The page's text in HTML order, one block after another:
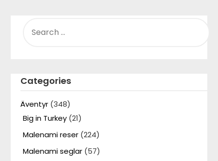
FOR:
Categories
Äventyr (348)
Big in Turkey (21)
Malenami reser (224)
Malenami seglar (57)